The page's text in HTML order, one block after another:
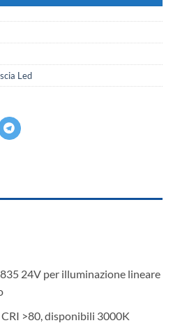
Led
24V per illuminazione lineare
>80, disponibili 3000K